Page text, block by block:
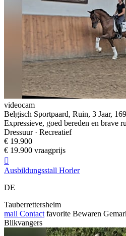
videocam
Belgisch Sportpaard, Ruin, 3 Jaar,
Expressieve, goed bereden en brave
Dressuur · Recreatief
€ 19.900
€ 19.900 vraagprijs

Ausbildungsstall Horler
DE
Tauberrettersheim
mail Contact favorite Bewaren
Blikvangers